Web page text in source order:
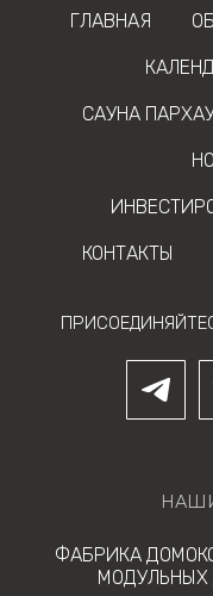
ГЛАВНАЯ
САУНА
КОНТАКТЫ
ФАБРИКА